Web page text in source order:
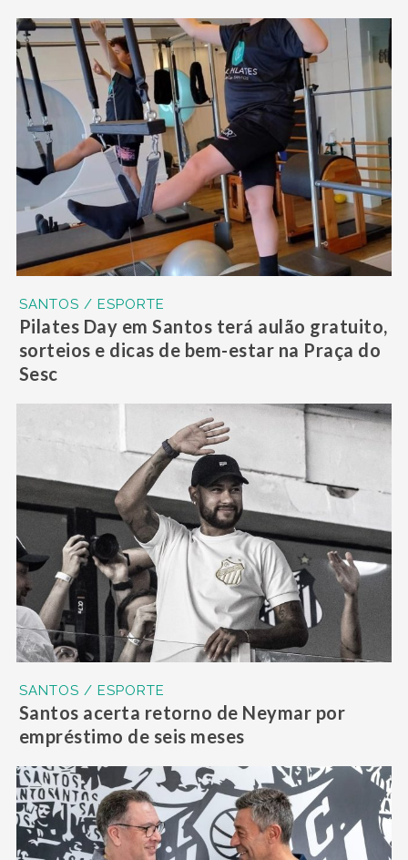
SANTOS / ESPORTE
Pilates Day em Santos terá aulão gratuito,
sorteios e dicas de bem-estar na Praça do
Sesc
SANTOS / ESPORTE
Santos acerta retorno de Neymar por
empréstimo de seis meses